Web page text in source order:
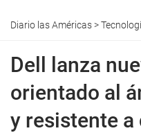
Diario las Américas>
Dell lanza
orientado al
y resistente a